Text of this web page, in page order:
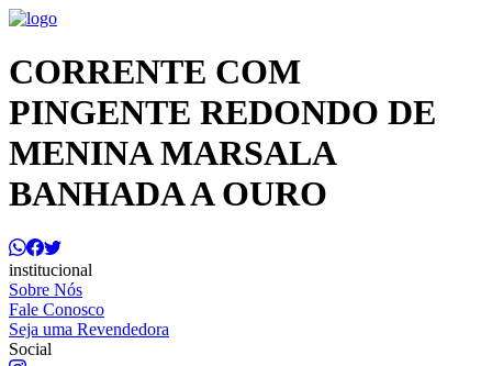
CORRENTE COM
PINGENTE REDONDO DE
MENINA MARSALA
BANHADA A OURO
institucional
Sobre Nós
Fale Conosco
Seja uma Revendedora
Social